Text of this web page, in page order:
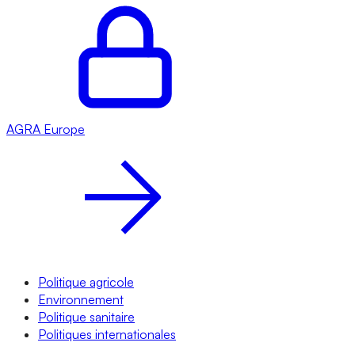
AGRA Europe
Politique agricole
Environnement
Politique sanitaire
Politiques internationales